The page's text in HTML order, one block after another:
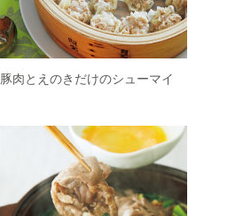
豚肉とえのきだけのシューマイ